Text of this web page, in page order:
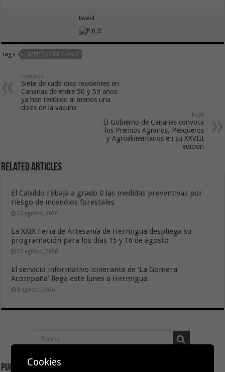
tweet
Tags LIMPIEZAS DE PLAYAS
Previous
Siete de cada diez residentes en
Canarias de entre 50 y 59 años
ya han recibido al menos una
dosis de la vacuna
Next
El Gobierno de Canarias convoca
los Premios Agrarios, Pesqueros
y Agroalimentarios en su XXVIII
edición
Related Articles
El Cabildo rebaja a grado 0 las medidas preventivas por
riesgo de incendios forestales
10 agosto, 2026
La XXIX Feria de Artesanía de Hermigua despliega su
programación para los días 15 y 16 de agosto
10 agosto, 2026
El servicio informativo itinerante de ‘La Gomera
Acompaña’ llega este lunes a Hermigua
8 agosto, 2026
Publicidad
Cookies